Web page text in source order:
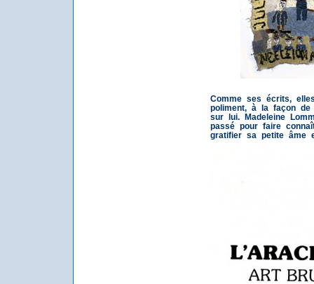
Comme ses écrits,
poliment, à la façon de
sur lui. Madeleine
passé pour faire
gratifier sa petite âme